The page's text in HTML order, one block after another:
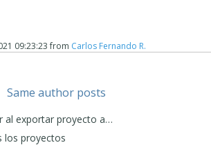
09:23:23from Carlos Fernando R.
Same author posts
al exportar proyecto a…
los proyectos